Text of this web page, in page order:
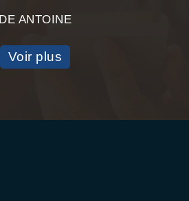
DE ANTOINE
Voir plus